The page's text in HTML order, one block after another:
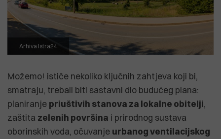
Arhiva Istra24
Možemo! ističe nekoliko ključnih zahtjeva koji bi,
smatraju, trebali biti sastavni dio budućeg plana:
planiranje priuštivih stanova za lokalne obitelji,
zaštita zelenih površina i prirodnog sustava
oborinskih voda, očuvanje urbanog ventilacijskog